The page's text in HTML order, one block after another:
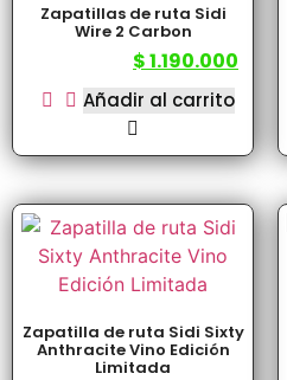
Zapatillas de ruta Sidi
Wire 2 Carbon
$1.190.000
Añadir al carrito
Zapatilla de ruta Sidi Sixty
Anthracite Vino Edición
Limitada